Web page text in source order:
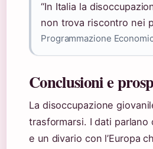
“In Italia la
non trova riscontro nei
Programmazione
Conclusioni e
La disoccupazione
trasformarsi. I dati
e un divario con l’Europa